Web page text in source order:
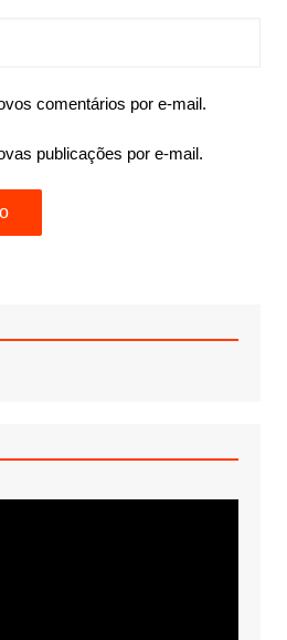
comentários por e-mail.
publicações por e-mail.